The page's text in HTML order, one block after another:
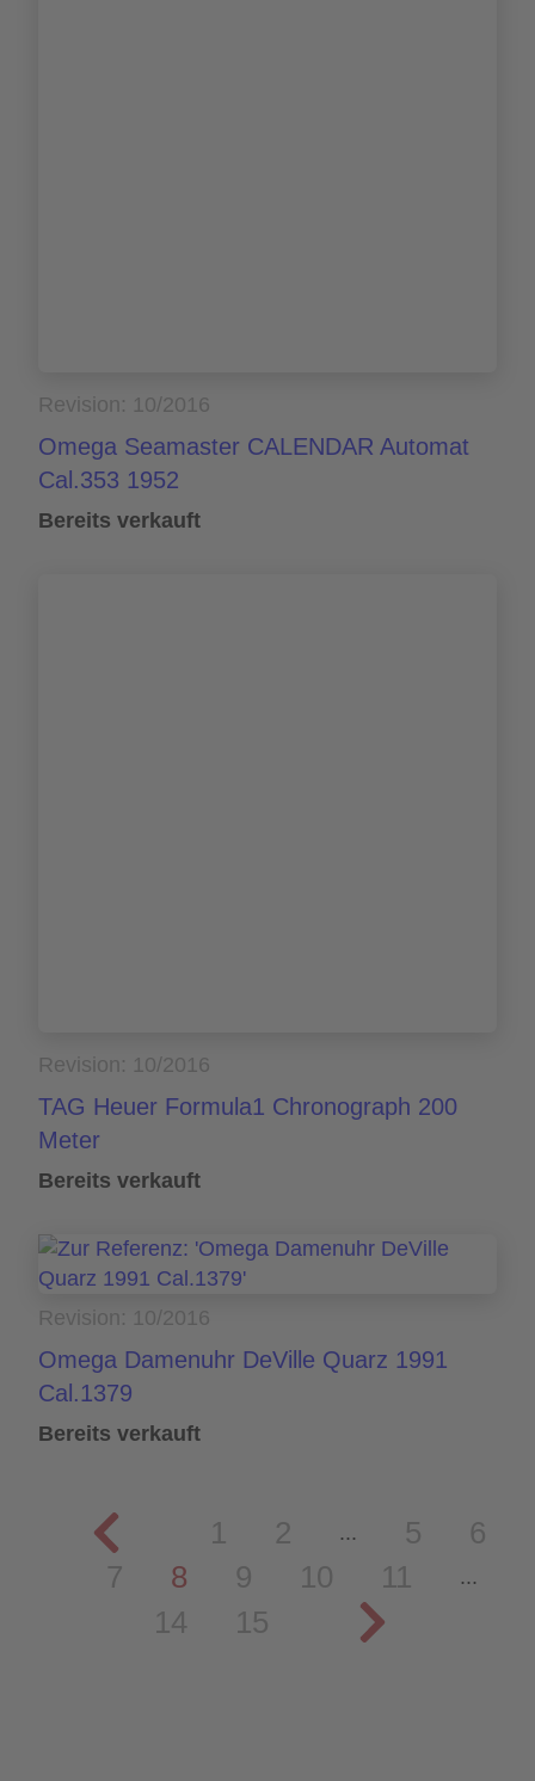
Revision: 10/2016
Omega Seamaster CALENDAR Automat
Cal.353 1952
Bereits verkauft
Revision: 10/2016
TAG Heuer Formula1 Chronograph 200
Meter
Bereits verkauft
Revision: 10/2016
Omega Damenuhr DeVille Quarz 1991
Cal.1379
Bereits verkauft
1 2 ... 5
6
7
8 9 10 11 ...
14 15